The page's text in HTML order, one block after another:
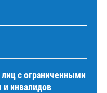
с ограниченными
инвалидов